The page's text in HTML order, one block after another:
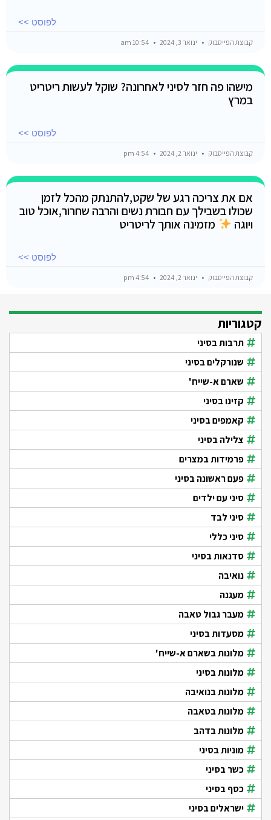
לפוסט >>
קבוצת הפייסבוק ינואר 3, 2024
מישהו פה חזר לסיני לאחרונה? שוקל לעשות ריטריט
במרץ
לפוסט >>
קבוצת הפייסבוק ינואר 2, 2024
אם את צריכה רגע של שקט,להתנתק מהכל לזמן
שכולו בשבילך עם חבורת נשים והרבה שחרור,אוכל טוב
ויוגה
מזמינה אותך לריטריט
לפוסט >>
קבוצת הפייסבוק ינואר 2, 2024
קטגוריות
תרבות בסיני
שנורקלים בסיני
שארם א-שייח'
קזינו בסיני
קאמפים בסיני
צלילה בסיני
פרמידות במצרים
פעם ראשונה בסיני
סיני עם ילדים
סיני לבד
סיני כללי
סדנאות בסיני
נואיבה
מעגנה
מעבר גבול טאבה
מסעדות בסיני
מלונות בשארם א-שייח'
מלונות בסיני
מלונות בנואיבה
מלונות בטאבה
מלונות בדהב
מוניות בסיני
כשר בסיני
כסף בסיני
ישראלים בסיני